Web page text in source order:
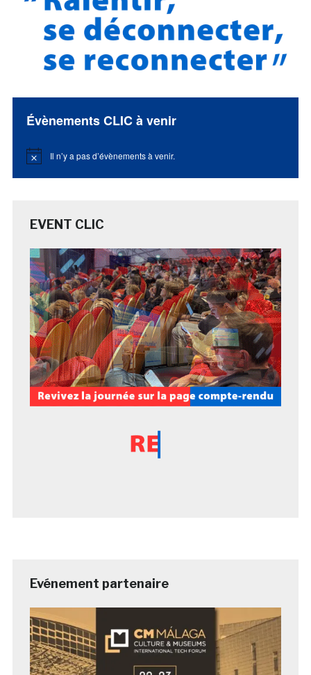
Évènements CLIC à venir
Notice Il n’y a pas d’évènements à venir.
EVENT CLIC
Evénement partenaire